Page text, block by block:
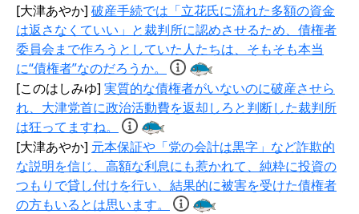
[大津あやか] 破産手続では「立花氏に流れた多額の資金
は返さなくていい」と裁判所に認めさせるため、債権者
委員会まで作ろうとしていた人たちは、そもそも本当
に“債権者”なのだろうか。
[このはしみゆ] 実質的な債権者がいないのに破産させら
れ、大津党首に政治活動費を返却しろと判断した裁判所
は狂ってますね。
[大津あやか] 元本保証や「党の会計は黒字」など詐欺的
な説明を信じ、高額な利息にも惹かれて、純粋に投資の
つもりで貸し付けを行い、結果的に被害を受けた債権者
の方もいるとは思います。